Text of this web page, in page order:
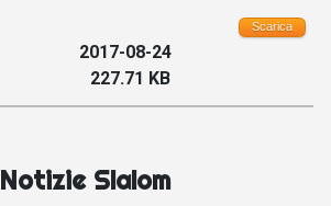
Scarica
2017-08-24
227.71 KB
Notizie Slalom